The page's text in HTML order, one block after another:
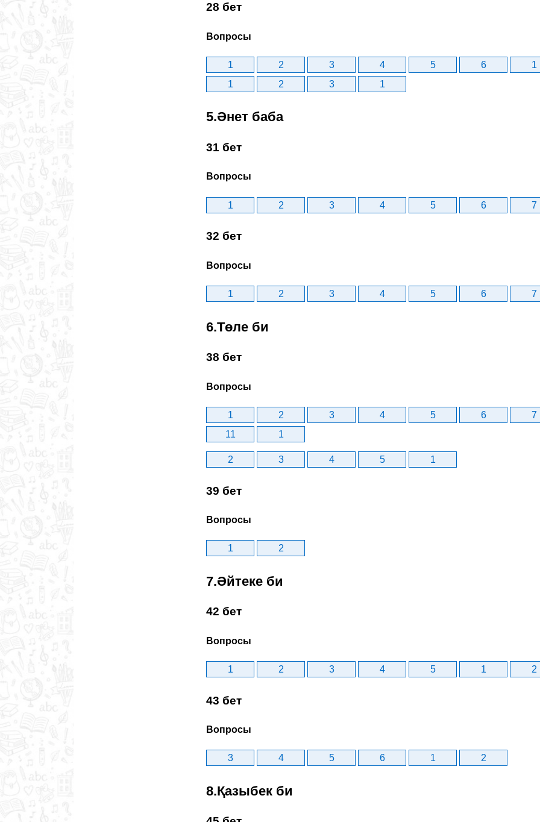
28 бет
Вопросы
1 2 3 4 5 6
1
1
2 3 1
5.Әнет баба
31 бет
Вопросы
1 2 3 4 5 6 7
32 бет
Вопросы
1 2 3 4 5 6 7
6.Төле би
38 бет
Вопросы
1 2 3 4 5 6
7
11
1
2 3 4 5 1
39 бет
Вопросы
1 2
7.Әйтеке би
42 бет
Вопросы
1 2 3 4 5 1 2
43 бет
Вопросы
3 4 5 6 1 2
8.Қазыбек би